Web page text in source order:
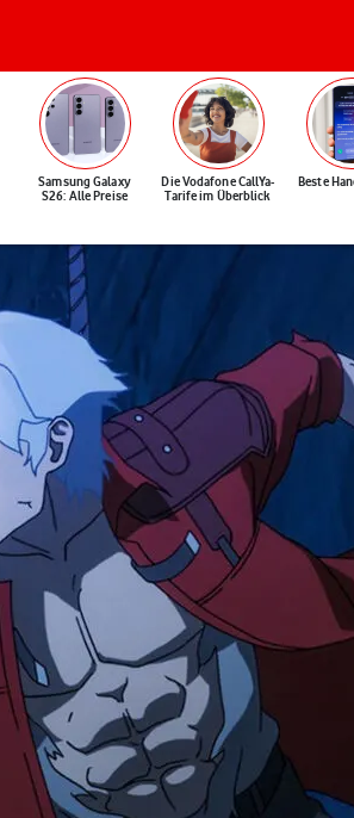
Samsung Galaxy
S26: Alle Preise
Die Vodafone CallYa-
Tarife im Überblick
Beste